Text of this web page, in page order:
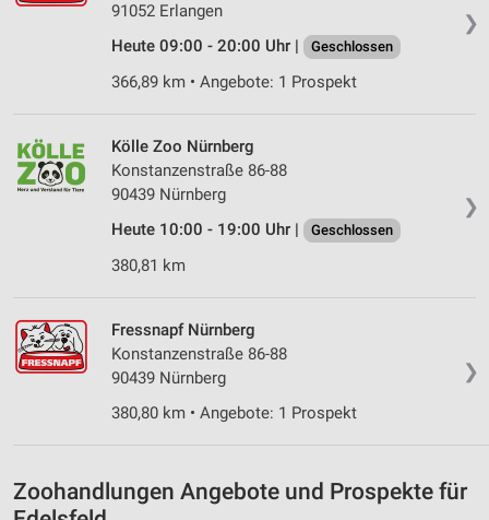
❯
91052 Erlangen
Heute 09:00 - 20:00 Uhr |
Geschlossen
366,89 km • Angebote: 1 Prospekt
❯
Kölle Zoo Nürnberg
Konstanzenstraße 86-88
90439 Nürnberg
Heute 10:00 - 19:00 Uhr |
Geschlossen
380,81 km
❯
Fressnapf Nürnberg
Konstanzenstraße 86-88
90439 Nürnberg
380,80 km • Angebote: 1 Prospekt
Zoohandlungen Angebote und Prospekte für
Analyse von Zielgruppen durch Statistiken oder
Kombinationen von Daten aus verschiedenen
Verwendung reduzierter Daten zur Auswahl von
Inhalten
Verwendung genauer Standortdaten
Nicht-IAB-Verarbeitungszwecke:
Notwendig
Performance
Werbung